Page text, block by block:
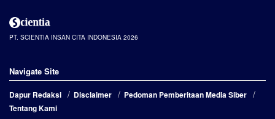
PT. SCIENTIA INSAN CITA INDONESIA 2026
Navigate Site
Dapur Redaksi Disclaimer
Pedoman Pemberitaan Media Siber
Tentang Kami